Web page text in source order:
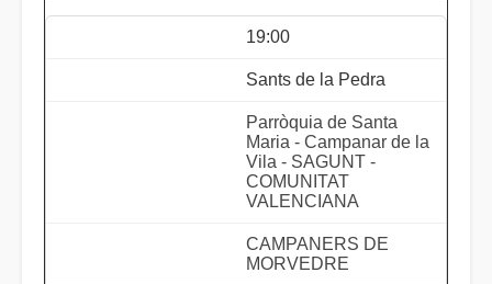
19:00
Sants de la Pedra
Parròquia de Santa
Maria - Campanar de la
Vila - SAGUNT -
COMUNITAT
VALENCIANA
CAMPANERS DE
MORVEDRE